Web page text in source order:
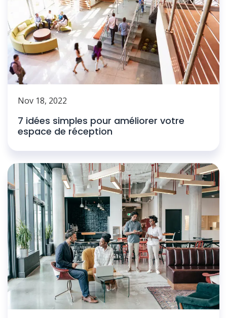
Nov 18, 2022
7 idées simples pour améliorer votre
espace de réception